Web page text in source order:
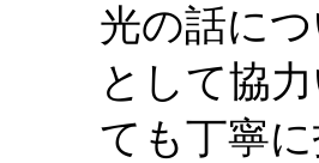
光の話に
として協
ても丁寧